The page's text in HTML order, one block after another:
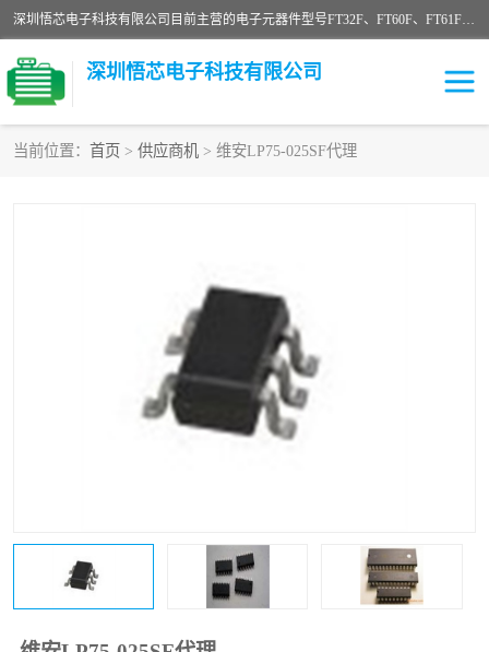
深圳悟芯电子科技有限公司目前主营的电子元器件型号FT32F、FT60F、FT61F、FT62F、FT64F、FT61FC、MCU EEPROM MOS LDO 稳压管 触摸IC DC-DC AC-DC 协议IC等，广泛应用于LED射灯、LED日光灯、等诸多领域。
深圳悟芯电子科技有限公司
当前位置： 首页 > 供应商机 > 维安LP75-025SF代理
FT32F
FT61F
FT64F
FT61F022